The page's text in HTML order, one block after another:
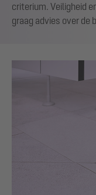
criterium. Veiligheid
graag advies over de